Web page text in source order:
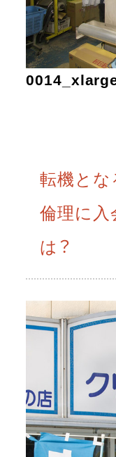
転機と
倫理に入
は？